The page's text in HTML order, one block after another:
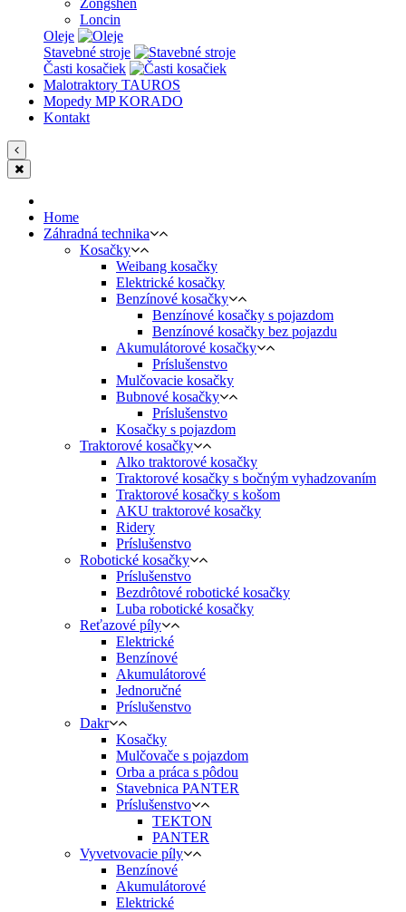
Zongshen
Loncin
Oleje
Stavebné stroje
Časti kosačiek
Malotraktory TAUROS
Mopedy MP KORADO
Kontakt
Home
Záhradná technika
Kosačky
Weibang kosačky
Elektrické kosačky
Benzínové kosačky
Benzínové kosačky s pojazdom
Benzínové kosačky bez pojazdu
Akumulátorové kosačky
Príslušenstvo
Mulčovacie kosačky
Bubnové kosačky
Príslušenstvo
Kosačky s pojazdom
Traktorové kosačky
Alko traktorové kosačky
Traktorové kosačky s bočným vyhadzovaním
Traktorové kosačky s košom
AKU traktorové kosačky
Ridery
Príslušenstvo
Robotické kosačky
Príslušenstvo
Bezdrôtové robotické kosačky
Luba robotické kosačky
Reťazové píly
Elektrické
Benzínové
Akumulátorové
Jednoručné
Príslušenstvo
Dakr
Kosačky
Mulčovače s pojazdom
Orba a práca s pôdou
Stavebnica PANTER
Príslušenstvo
TEKTON
PANTER
Vyvetvovacie píly
Benzínové
Akumulátorové
Elektrické